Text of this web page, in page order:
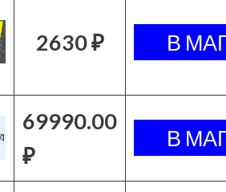
2630 ₽
69990.00
₽